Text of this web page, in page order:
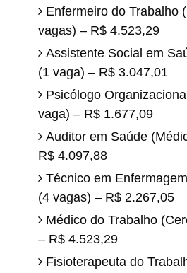
Enfermeiro do Trabalho
vagas) – R$ 4.523,29
Assistente Social em
(1 vaga) – R$ 3.047,01
Psicólogo
vaga) – R$ 1.677,09
Auditor em Saúde
R$ 4.097,88
Técnico em
(4 vagas) – R$ 2.267,05
Médico do Trabalho
– R$ 4.523,29
Fisioterapeuta do